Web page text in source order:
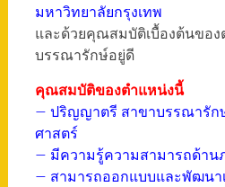
มหาวิทยาลัยกรุงเทพ
และด้วยคุณสมบัติเบื้องต้นของ
บรรณารักษ์อยู่ดี
คุณสมบัติของตำแหน่งนี้
– ปริญญาตรี สาขาบรรณารัก
ศาสตร์
– มีความรู้ความสามารถด้าน
– สามารถออกแบบและพัฒนา